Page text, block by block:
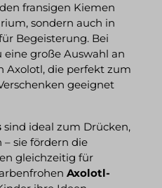
fransigen Kiemen
sondern auch in
Begeisterung. Bei
große Auswahl an
Axolotl, die perfekt zum
geeignet
sind ideal zum Drücken,
sie fördern die
gleichzeitig für
Axolotl-